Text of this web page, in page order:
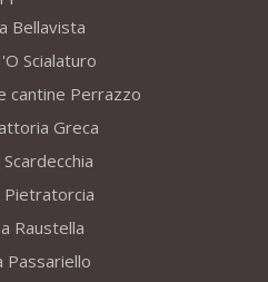
Bellavista
Scialaturo
cantine Perrazzo
Greca
Pietratorcia
Raustella
Passariello